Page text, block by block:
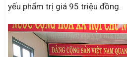
yếu phẩm trị giá 95 triệu đồng.